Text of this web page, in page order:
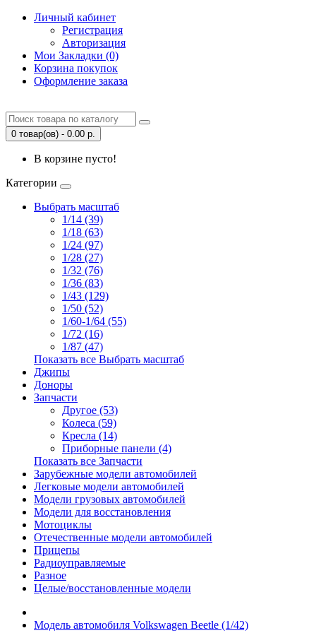
Личный кабинет
Регистрация
Авторизация
Мои Закладки (0)
Корзина покупок
Оформление заказа
0 товар(ов) - 0.00 р.
В корзине пусто!
Категории
Выбрать масштаб
1/14 (39)
1/18 (63)
1/24 (97)
1/28 (27)
1/32 (76)
1/36 (83)
1/43 (129)
1/50 (52)
1/60-1/64 (55)
1/72 (16)
1/87 (47)
Показать все Выбрать масштаб
Джипы
Доноры
Запчасти
Другое (53)
Колеса (59)
Кресла (14)
Приборные панели (4)
Показать все Запчасти
Зарубежные модели автомобилей
Легковые модели автомобилей
Модели грузовых автомобилей
Модели для восстановления
Мотоциклы
Отечественные модели автомобилей
Прицепы
Радиоуправляемые
Разное
Целые/восстановленные модели
Модель автомобиля Volkswagen Beetle (1/42)